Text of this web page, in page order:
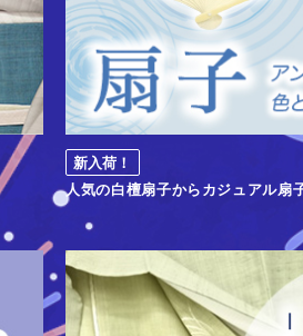
新入荷！
人気の白檀扇子からカジュアル扇